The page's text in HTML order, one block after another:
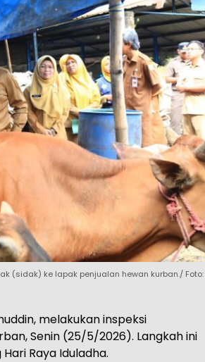
(sidak) ke lapak penjualan hewan kurban./ Foto:
melakukan inspeksi
Senin (25/5/2026). Langkah ini
Raya Iduladha.